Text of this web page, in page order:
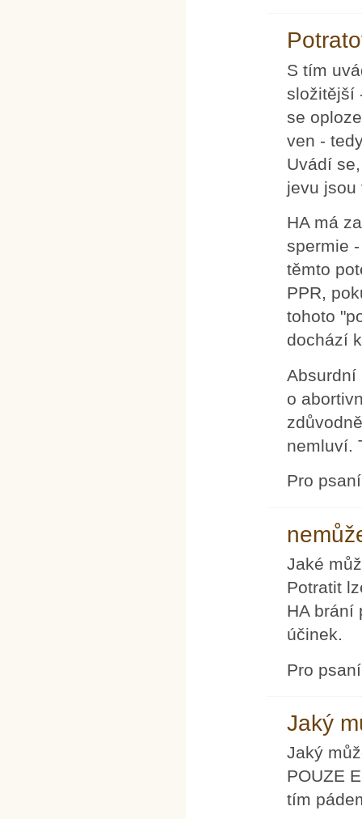
S tím
složitější
se
ven -
Uvádí
jevu jsou
HA má
spermie
těmto
PPR,
tohoto
dochází
Absurdní
o
nemluví.
Pro
Jaké
Potratit
HA brání
účinek.
Pro
Jaký
Jaký
POUZE
tím